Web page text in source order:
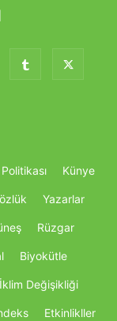
Künye
Yazarlar
Rüzgar
Biyokütle
İklim Değişikliği
Etkinlikller